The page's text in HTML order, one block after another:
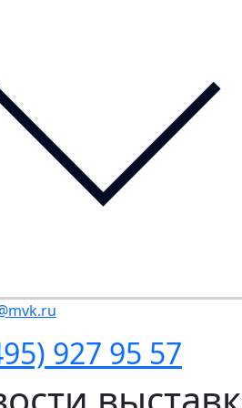
927 95 57